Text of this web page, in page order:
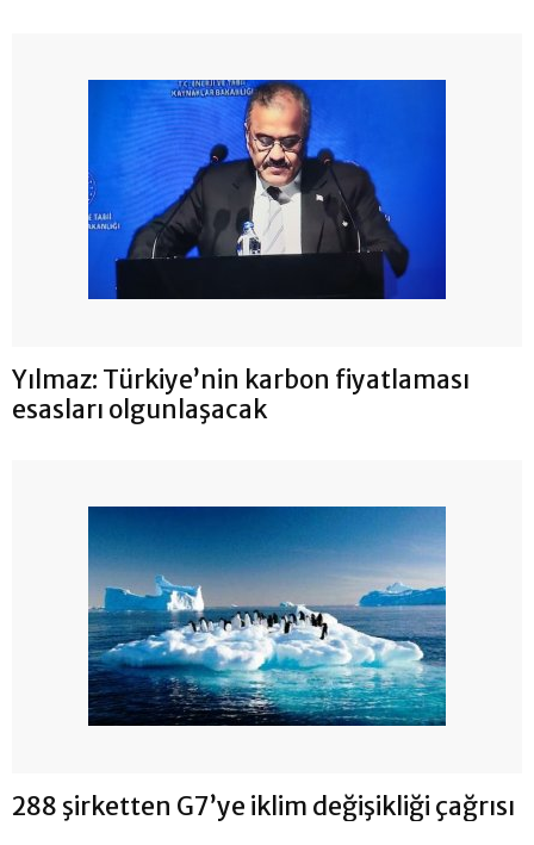
Yılmaz: Türkiye’nin karbon fiyatlaması
esasları olgunlaşacak
288 şirketten G7’ye iklim değişikliği çağrısı